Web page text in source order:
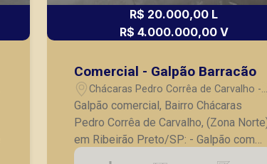
R$ 20.000,00 L
R$ 4.000.000,00 V
Comercial - Galpão Barracão
Chácaras Pedro Corrêa de Carvalho -
Ribeirão Preto/SP
Galpão comercial, Bairro Chácaras
Pedro Corrêa de Carvalho, (Zona
em Ribeirão Preto/SP: - Galpão com
1400m² de área coberta; - 600m² de